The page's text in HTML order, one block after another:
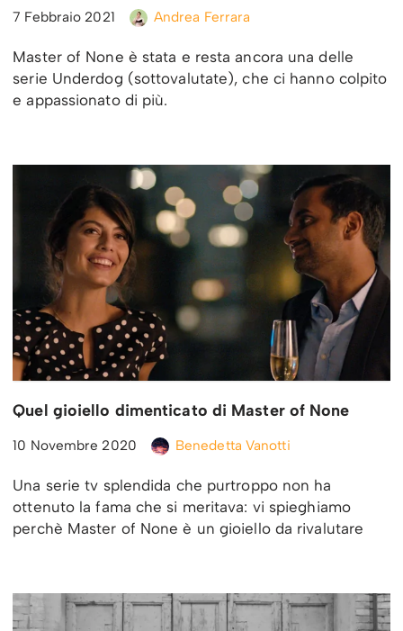
7 Febbraio 2021 Andrea Ferrara
Master of None è stata e resta ancora una delle
serie Underdog (sottovalutate), che ci hanno colpito
e appassionato di più.
Quel gioiello dimenticato di Master of None
10 Novembre 2020 Benedetta Vanotti
Una serie tv splendida che purtroppo non ha
ottenuto la fama che si meritava: vi spieghiamo
perchè Master of None è un gioiello da rivalutare